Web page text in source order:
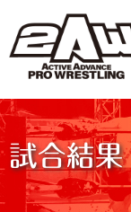
試合結果